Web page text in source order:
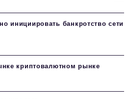
инициировать банкротство сети
криптовалютном рынке